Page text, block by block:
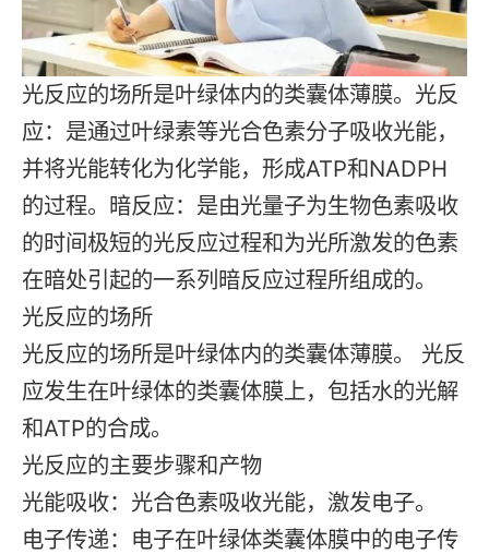
光反应的场所是叶绿体内的类囊体薄膜。光反
应：是通过叶绿素等光合色素分子吸收光能，
并将光能转化为化学能，形成ATP和NADPH
的过程。暗反应：是由光量子为生物色素吸收
的时间极短的光反应过程和为光所激发的色素
在暗处引起的一系列暗反应过程所组成的。
光反应的场所
光反应的场所是叶绿体内的类囊体薄膜。‌ 光反
应发生在叶绿体的类囊体膜上，包括水的光解
和ATP的合成。‌
光反应的主要步骤和产物
‌光能吸收‌：光合色素吸收光能，激发电子。
‌电子传递‌：电子在叶绿体类囊体膜中的电子传